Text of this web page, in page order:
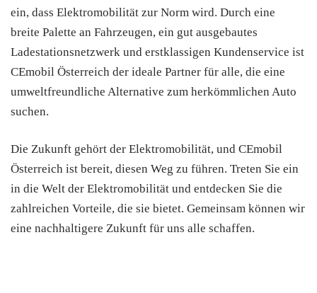
ein, dass Elektromobilität zur Norm wird. Durch eine
breite Palette an Fahrzeugen, ein gut ausgebautes
Ladestationsnetzwerk und erstklassigen Kundenservice ist
CEmobil Österreich der ideale Partner für alle, die eine
umweltfreundliche Alternative zum herkömmlichen Auto
suchen.
Die Zukunft gehört der Elektromobilität, und CEmobil
Österreich ist bereit, diesen Weg zu führen. Treten Sie ein
in die Welt der Elektromobilität und entdecken Sie die
zahlreichen Vorteile, die sie bietet. Gemeinsam können wir
eine nachhaltigere Zukunft für uns alle schaffen.